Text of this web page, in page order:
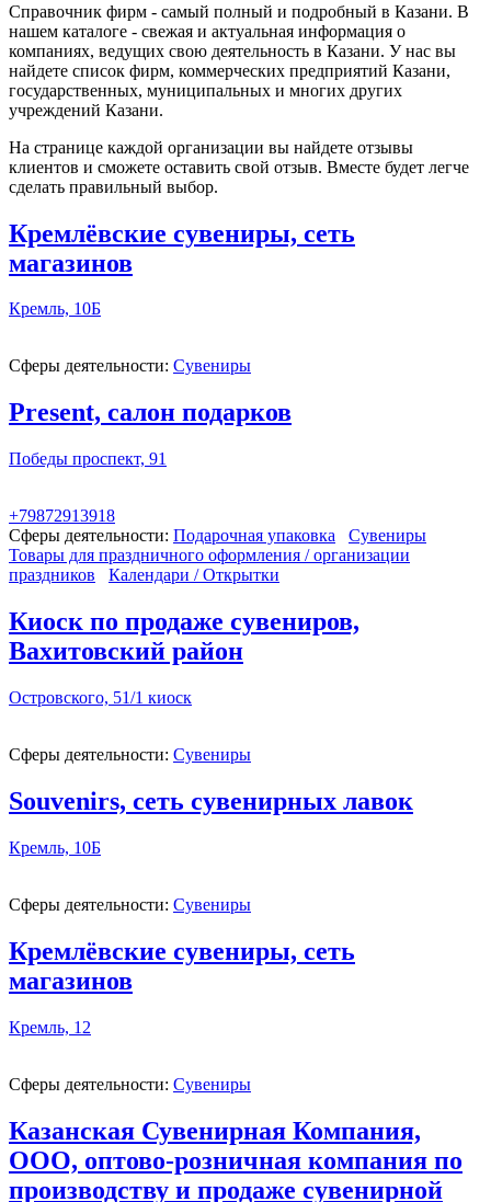
Справочник фирм - самый полный и подробный в Казани. В
нашем каталоге - свежая и актуальная информация о
компаниях, ведущих свою деятельность в Казани. У нас вы
найдете список фирм, коммерческих предприятий Казани,
государственных, муниципальных и многих других
учреждений Казани.
На странице каждой организации вы найдете отзывы
клиентов и сможете оставить свой отзыв. Вместе будет легче
сделать правильный выбор.
Кремлёвские сувениры, сеть
магазинов
Кремль, 10Б
Сферы деятельности: Сувениры
Present, салон подарков
Победы проспект, 91
+79872913918
Сферы деятельности: Подарочная упаковка
Сувениры
Товары для праздничного оформления / организации
праздников
Календари / Открытки
Киоск по продаже сувениров,
Вахитовский район
Островского, 51/1 киоск
Сферы деятельности: Сувениры
Souvenirs, сеть сувенирных лавок
Кремль, 10Б
Сферы деятельности: Сувениры
Кремлёвские сувениры, сеть
магазинов
Кремль, 12
Сферы деятельности: Сувениры
Казанская Сувенирная Компания,
ООО, оптово-розничная компания по
производству и продаже сувенирной